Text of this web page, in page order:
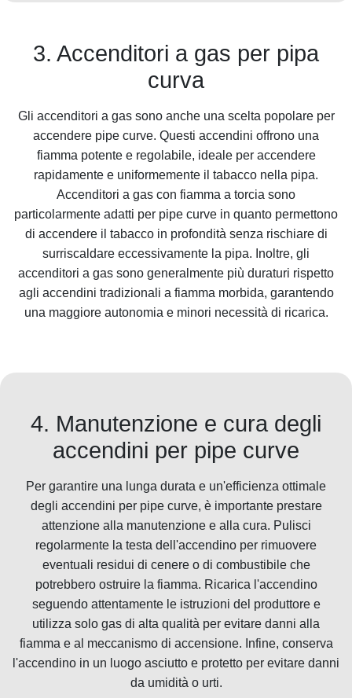
3. Accenditori a gas per pipa
curva
Gli accenditori a gas sono anche una scelta popolare per
accendere pipe curve. Questi accendini offrono una
fiamma potente e regolabile, ideale per accendere
rapidamente e uniformemente il tabacco nella pipa.
Accenditori a gas con fiamma a torcia sono
particolarmente adatti per pipe curve in quanto permettono
di accendere il tabacco in profondità senza rischiare di
surriscaldare eccessivamente la pipa. Inoltre, gli
accenditori a gas sono generalmente più duraturi rispetto
agli accendini tradizionali a fiamma morbida, garantendo
una maggiore autonomia e minori necessità di ricarica.
4. Manutenzione e cura degli
accendini per pipe curve
Per garantire una lunga durata e un'efficienza ottimale
degli accendini per pipe curve, è importante prestare
attenzione alla manutenzione e alla cura. Pulisci
regolarmente la testa dell'accendino per rimuovere
eventuali residui di cenere o di combustibile che
potrebbero ostruire la fiamma. Ricarica l'accendino
seguendo attentamente le istruzioni del produttore e
utilizza solo gas di alta qualità per evitare danni alla
fiamma e al meccanismo di accensione. Infine, conserva
l'accendino in un luogo asciutto e protetto per evitare danni
da umidità o urti.